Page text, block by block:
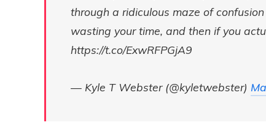
through a ridiculous maze of
wasting your time, and then if you
https://t.co/ExwRFPGjA9
— Kyle T Webster (@kyletwebster)